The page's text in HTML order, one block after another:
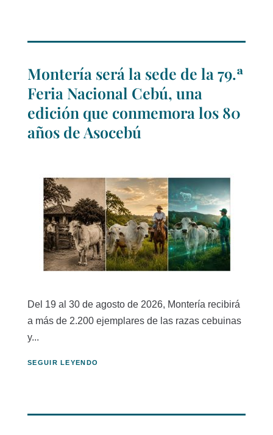
Montería será la sede de la 79.ª
Feria Nacional Cebú, una
edición que conmemora los 80
años de Asocebú
Del 19 al 30 de agosto de 2026, Montería recibirá
a más de 2.200 ejemplares de las razas cebuinas
y...
SEGUIR LEYENDO